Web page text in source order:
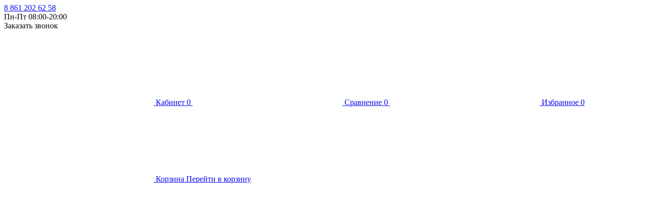
8 861 202 62 58
Пн-Пт 08:00-20:00
Заказать звонок
Кабинет 0 Сравнение 0 Избранное 0
Корзина Перейти в корзину